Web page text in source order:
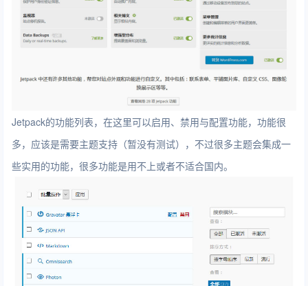
Jetpack的功能列表，在这里可以启用、禁用与配置功能，功能很
多，应该是需要主题支持（暂没有测试），不过很多主题会集成一
些实用的功能，很多功能是用不上或者不适合国内。